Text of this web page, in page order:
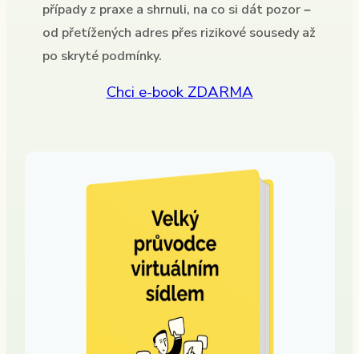
případy z praxe a shrnuli, na co si dát pozor –
od přetížených adres přes rizikové sousedy až
po skryté podmínky.
Chci e-book ZDARMA